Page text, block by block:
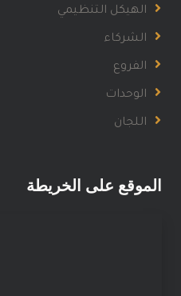
الهيكل التنظيمي
الشركاء
الفروع
الوحدات
اللجان
الموقع على الخريطة